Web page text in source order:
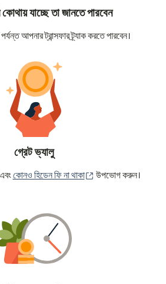
যাচ্ছে তা জানতে পারবেন
আপনার ট্রান্সফার ট্র্যাক করতে পারবেন।
গ্রেট ভ্যালু
কোনও হিডেন ফি না থাকা (নতুন উইন্ডোতে খুলবে)
উপভোগ করুন।